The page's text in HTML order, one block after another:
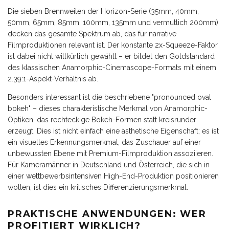
Die sieben Brennweiten der Horizon-Serie (35mm, 40mm,
50mm, 65mm, 85mm, 100mm, 135mm und vermutlich 200mm)
decken das gesamte Spektrum ab, das für narrative
Filmproduktionen relevant ist. Der konstante 2x-Squeeze-Faktor
ist dabei nicht willkürlich gewählt – er bildet den Goldstandard
des klassischen Anamorphic-Cinemascope-Formats mit einem
2.39:1-Aspekt-Verhältnis ab.
Besonders interessant ist die beschriebene "pronounced oval
bokeh" – dieses charakteristische Merkmal von Anamorphic-
Optiken, das rechteckige Bokeh-Formen statt kreisrunder
erzeugt. Dies ist nicht einfach eine ästhetische Eigenschaft; es ist
ein visuelles Erkennungsmerkmal, das Zuschauer auf einer
unbewussten Ebene mit Premium-Filmproduktion assoziieren.
Für Kameramänner in Deutschland und Österreich, die sich in
einer wettbewerbsintensiven High-End-Produktion positionieren
wollen, ist dies ein kritisches Differenzierungsmerkmal.
PRAKTISCHE ANWENDUNGEN: WER
PROFITIERT WIRKLICH?